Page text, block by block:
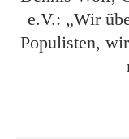
e.V.: „Wir
Populisten,